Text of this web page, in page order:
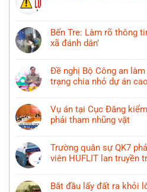
Bến Tre: Làm rõ thông
xã đánh dân’
Đề nghị Bộ Công an
trạng chia nhỏ dự án
Vụ án tại Cục Đăng
phải tham nhũng vặt
Trường quân sự QK7
viên HUFLIT lan truyền
Bắt đầu lấy đất ra khỏi